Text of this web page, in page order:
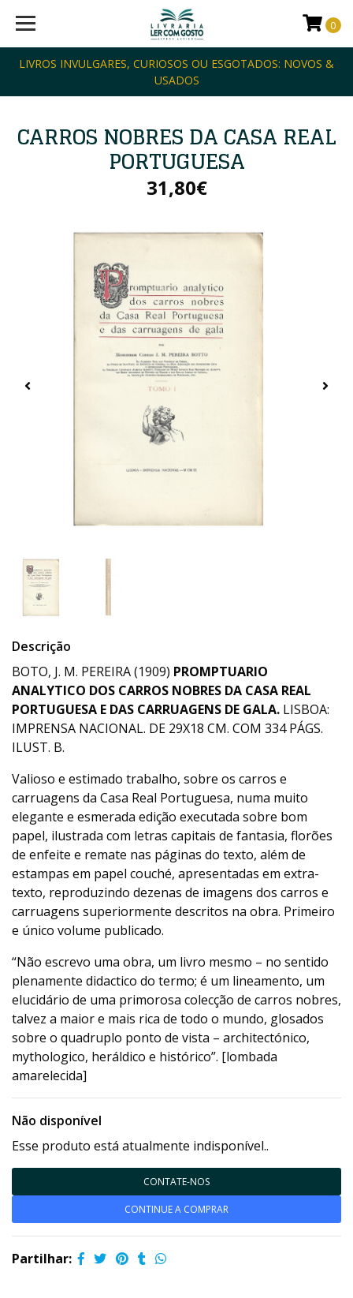
LIVROS INVULGARES, CURIOSOS OU ESGOTADOS: NOVOS &
USADOS
0
CARROS NOBRES DA CASA REAL
PORTUGUESA
31,80€
Descrição
BOTO, J. M. PEREIRA (1909) PROMPTUARIO
ANALYTICO DOS CARROS NOBRES DA CASA REAL
PORTUGUESA E DAS CARRUAGENS DE GALA. LISBOA:
IMPRENSA NACIONAL. DE 29X18 CM. COM 334 PÁGS.
ILUST. B.
Valioso e estimado trabalho, sobre os carros e
carruagens da Casa Real Portuguesa, numa muito
elegante e esmerada edição executada sobre bom
papel, ilustrada com letras capitais de fantasia, florões
de enfeite e remate nas páginas do texto, além de
estampas em papel couché, apresentadas em extra-
texto, reproduzindo dezenas de imagens dos carros e
carruagens superiormente descritos na obra. Primeiro
e único volume publicado.
“Não escrevo uma obra, um livro mesmo – no sentido
plenamente didactico do termo; é um lineamento, um
elucidário de uma primorosa colecção de carros nobres,
talvez a maior e mais rica de todo o mundo, glosados
sobre o quadruplo ponto de vista – architectónico,
mythologico, heráldico e histórico”. [lombada
amarelecida]
Não disponível
Esse produto está atualmente indisponível..
CONTATE-NOS
CONTINUE A COMPRAR
Partilhar: